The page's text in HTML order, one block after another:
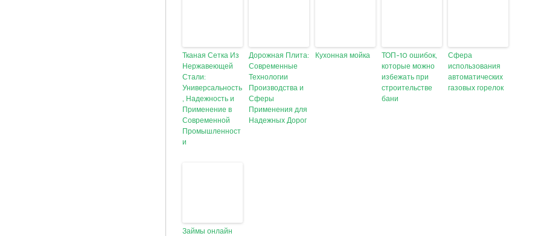
Тканая Сетка Из
Нержавеющей
Стали:
Универсальность
, Надежность и
Применение в
Современной
Промышленност
и
Дорожная Плита:
Современные
Технологии
Производства и
Сферы
Применения для
Надежных Дорог
Кухонная мойка
ТОП-10 ошибок,
которые можно
избежать при
строительстве
бани
Сфера
использования
автоматических
газовых горелок
Займы онлайн